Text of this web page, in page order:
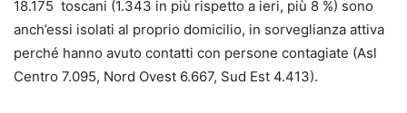
18.175 toscani (1.343 in più rispetto a ieri, più 8 %) sono
anch’essi isolati al proprio domicilio, in sorveglianza attiva
perché hanno avuto contatti con persone contagiate (Asl
Centro 7.095, Nord Ovest 6.667, Sud Est 4.413).